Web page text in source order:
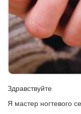
Здравствуйте
Я мастер ногтевого